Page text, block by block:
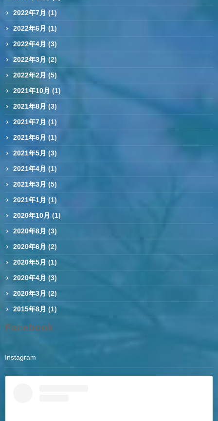
2022年7月 (1)
2022年6月 (1)
2022年4月 (3)
2022年3月 (2)
2022年2月 (5)
2021年10月 (1)
2021年8月 (3)
2021年7月 (1)
2021年6月 (1)
2021年5月 (3)
2021年4月 (1)
2021年3月 (5)
2021年1月 (1)
2020年10月 (1)
2020年8月 (3)
2020年6月 (2)
2020年5月 (1)
2020年4月 (3)
2020年3月 (2)
2015年8月 (1)
Facebook
Instagram